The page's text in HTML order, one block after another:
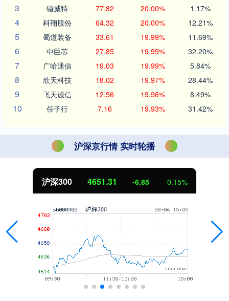
3 锴威特 77.82 20.00% 1.17%
4 科翔股份 64.32 20.00% 12.21%
5 蜀道装备 33.61 19.99% 11.69%
6 中巨芯 27.85 19.99% 32.20%
7 广哈通信 19.03 19.99% 5.84%
8 欣天科技 18.02 19.97% 28.44%
9 飞天诚信 12.56 19.96% 8.49%
10 任子行 7.16 19.93% 31.42%
沪深京行情 实时轮播
沪深300 4651.31 -6.85 -0.15%